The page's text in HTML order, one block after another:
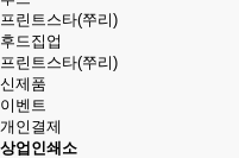
프린트스타(쭈리)
후드집업
프린트스타(쭈리)
신제품
이벤트
개인결제
상업인쇄소